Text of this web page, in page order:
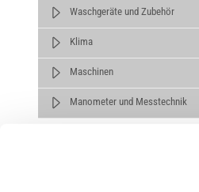
Waschgeräte und Zubehör
Klima
Maschinen
Manometer und Messtechnik